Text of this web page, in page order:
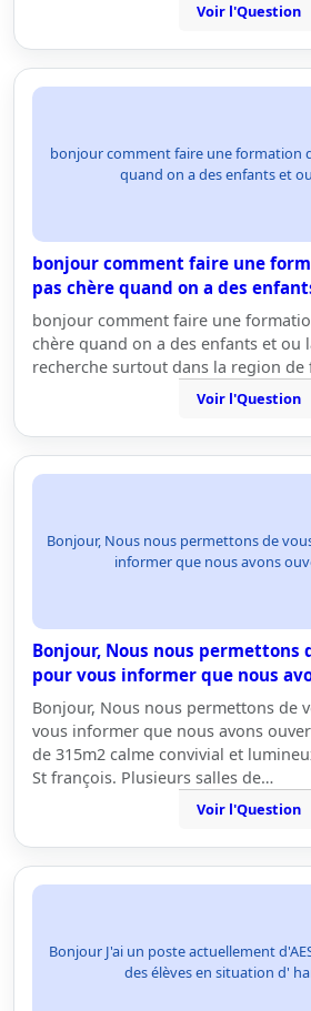
Voir l'Question
bonjour comment faire une formation
quand on a des enfants et
bonjour comment faire une
pas chère quand on a des
bonjour comment faire une
chère quand on a des enfants et ou
recherche surtout dans la region
Voir l'Question
Bonjour, Nous nous permettons de
informer que nous avons
Bonjour, Nous nous permettons
pour vous informer que nous
Bonjour, Nous nous permettons de
vous informer que nous avons
de 315m2 calme convivial et
St françois. Plusieurs salles de…
Voir l'Question
Bonjour J'ai un poste actuellement
des élèves en situation d'